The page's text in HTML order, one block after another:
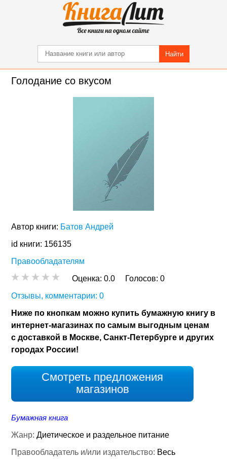
Найти
Голодание со вкусом
Автор книги: Батов Андрей
id книги: 156135
Правообладателям
Оценка:0.0 Голосов:0
Отзывы, комментарии: 0
Ниже по кнопкам можно купить бумажную книгу в
интернет-магазинах по самым выгодным ценам
с доставкой в Москве, Санкт-Петербурге и других
городах России!
Смотреть предложения
магазинов
Бумажная книга
Жанр:Диетическое и раздельное питание
Правообладатель и/или издательство: Весь